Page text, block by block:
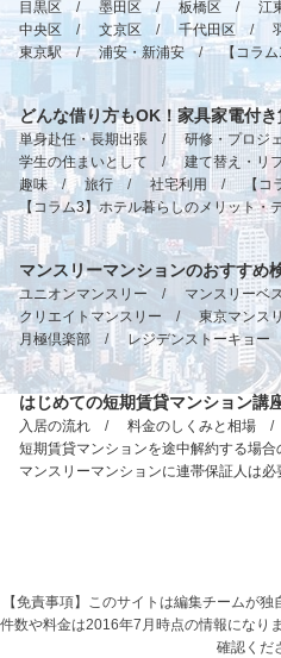
目黒区 / 墨田区 / 板橋区 / 江
中央区 / 文京区 / 千代田区 /
東京駅/ 浦安・新浦安/ 【コラ
どんな借り方もOK！家具家電付
単身赴任・長期出張 / 研修・プロジ
学生の住まいとして / 建て替え・リ
趣味/ 旅行 / 社宅利用 /
【コ
【コラム3】ホテル暮らしのメリット・
マンスリーマンションのおすすめ
ユニオンマンスリー / マンスリーベ
クリエイトマンスリー / 東京マンス
月極倶楽部 / レジデンストーキョー
はじめての短期賃貸マンション講
入居の流れ / 料金のしくみと相場 /
短期賃貸マンションを途中解約する場合
マンスリーマンションに連帯保証人は必
【免責事項】このサイトは編集チームが
件数や料金は2016年7月時点の情報になり
確認くだ